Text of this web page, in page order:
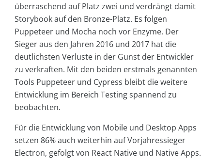
überraschend auf Platz zwei und verdrängt damit
Storybook auf den Bronze-Platz. Es folgen
Puppeteer und Mocha noch vor Enzyme. Der
Sieger aus den Jahren 2016 und 2017 hat die
deutlichsten Verluste in der Gunst der Entwickler
zu verkraften. Mit den beiden erstmals genannten
Tools Puppeteer und Cypress bleibt die weitere
Entwicklung im Bereich Testing spannend zu
beobachten.
Für die Entwicklung von Mobile und Desktop Apps
setzen 86% auch weiterhin auf Vorjahressieger
Electron, gefolgt von React Native und Native Apps.